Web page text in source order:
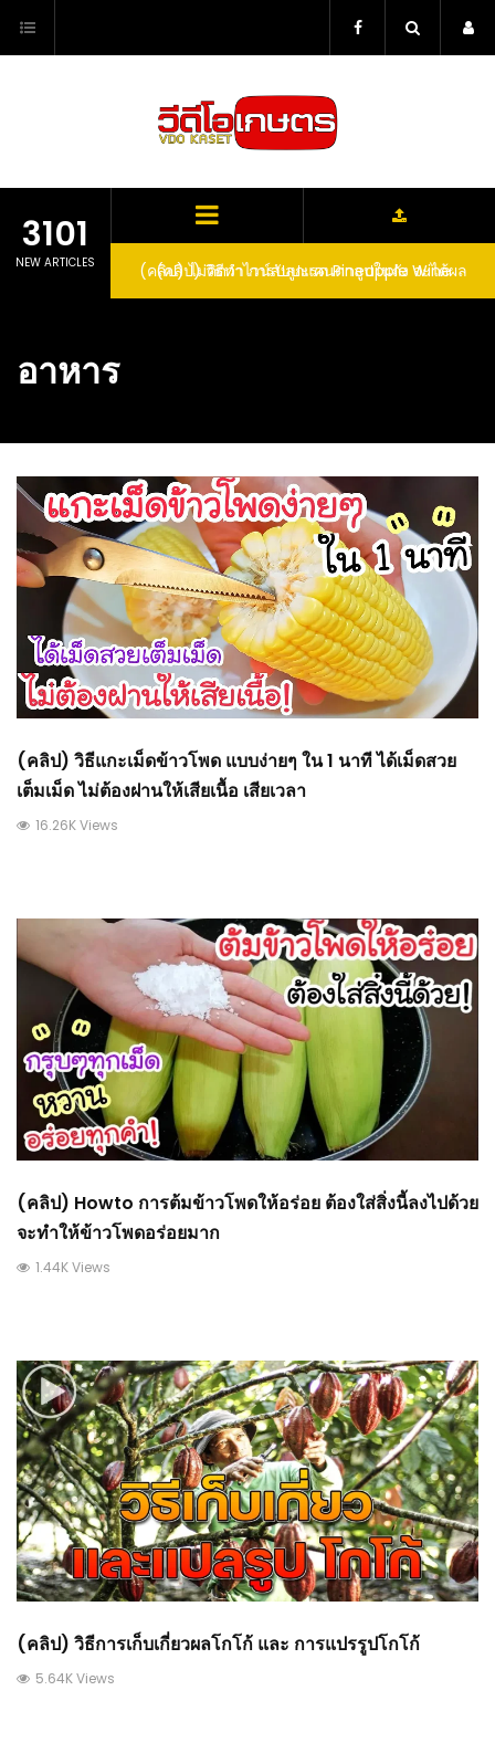
content
3101
NEW ARTICLES (คลิป) วิธีทำไวน์สับปะรด Pineapple Wine
อาหาร
(คลิป) วิธีแกะเม็ดข้าวโพด แบบง่ายๆ ใน 1 นาที ได้เม็ดสวย
เต็มเม็ด ไม่ต้องฝานให้เสียเนื้อ เสียเวลา
16.26K Views
(คลิป) Howto การต้มข้าวโพดให้อร่อย ต้องใส่สิ่งนี้ลงไปด้วย
จะทำให้ข้าวโพดอร่อยมาก
1.44K Views
(คลิป) วิธีการเก็บเกี่ยวผลโกโก้ และ การแปรรูปโกโก้
5.64K Views